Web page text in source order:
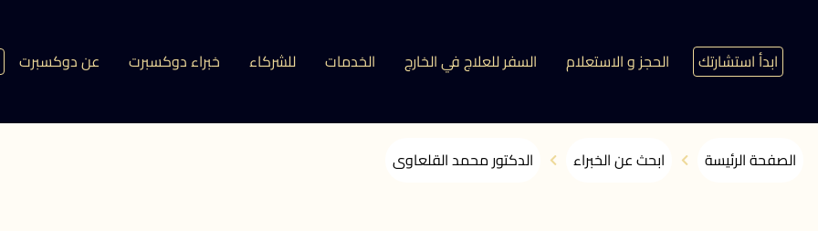
عن دوكسبرت خبراء دوكسبرت للشركاء الخدمات السفر للعلاج في الخارج الحجز و الاستعلام ابدأ استشارتك
الصفحة الرئيسة ابحث عن الخبراء الدكتور محمد القلعاوى